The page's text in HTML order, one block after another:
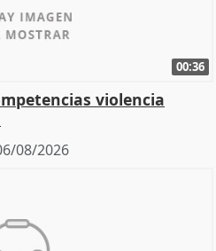
00:36
violencia
08/2026